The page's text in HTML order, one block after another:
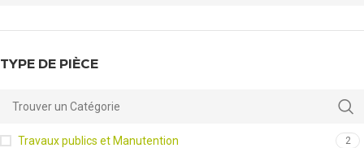
TYPE DE PIÈCE
Travaux publics et Manutention 2